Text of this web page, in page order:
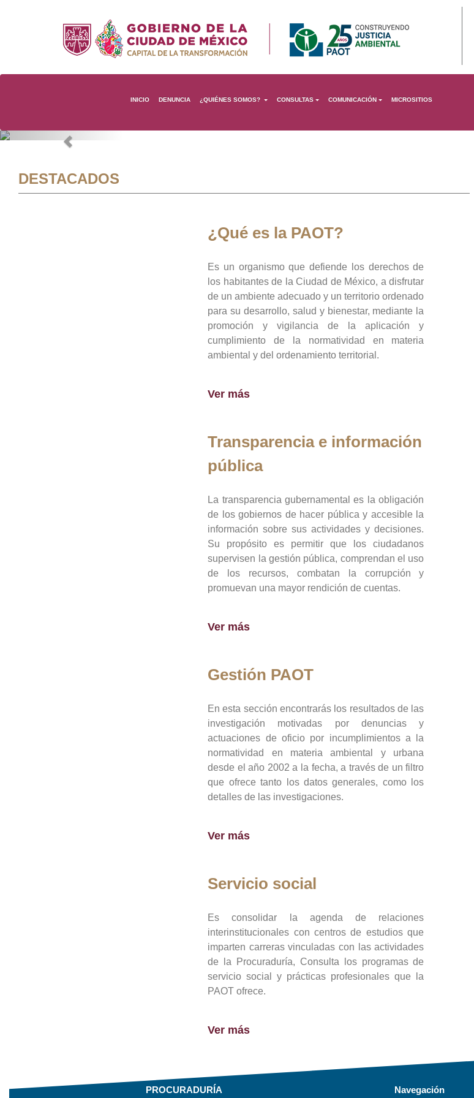
INICIO DENUNCIA ¿QUIÉNES SOMOS? CONSULTAS COMUNICACIÓN MICROSITIOS
Previous
DESTACADOS
¿Qué es la PAOT?
Es un organismo que defiende los derechos de
los habitantes de la Ciudad de México, a disfrutar
de un ambiente adecuado y un territorio ordenado
para su desarrollo, salud y bienestar, mediante la
promoción y vigilancia de la aplicación y
cumplimiento de la normatividad en materia
ambiental y del ordenamiento territorial.
Ver más
Transparencia e información
pública
La transparencia gubernamental es la obligación
de los gobiernos de hacer pública y accesible la
información sobre sus actividades y decisiones.
Su propósito es permitir que los ciudadanos
supervisen la gestión pública, comprendan el uso
de los recursos, combatan la corrupción y
promuevan una mayor rendición de cuentas.
Ver más
Gestión PAOT
En esta sección encontrarás los resultados de las
investigación motivadas por denuncias y
actuaciones de oficio por incumplimientos a la
normatividad en materia ambiental y urbana
desde el año 2002 a la fecha, a través de un filtro
que ofrece tanto los datos generales, como los
detalles de las investigaciones.
Ver más
Servicio social
Es consolidar la agenda de relaciones
interinstitucionales con centros de estudios que
imparten carreras vinculadas con las actividades
de la Procuraduría, Consulta los programas de
servicio social y prácticas profesionales que la
PAOT ofrece.
Ver más
PROCURADURÍA Navegación